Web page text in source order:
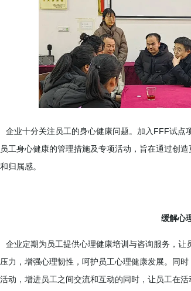
企业十分关注员工的身心健康问题。加入FFF试点
工身心健康的管理措施及专项活动，旨在通过创
归属感。
缓解心
企业定期为员工提供心理健康培训与咨询服务，
力，增强心理韧性，呵护员工心理健康发展。同
动，增进员工之间交流和互动的同时，让员工在